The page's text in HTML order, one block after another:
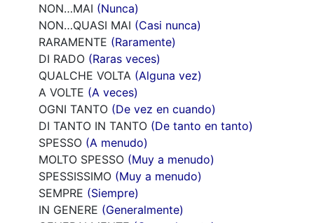
NON…MAI (Nunca)
NON…QUASI MAI (Casi nunca)
RARAMENTE (Raramente)
DI RADO (Raras veces)
QUALCHE VOLTA (Alguna vez)
A VOLTE (A veces)
OGNI TANTO (De vez en cuando)
DI TANTO IN TANTO (De tanto en tanto)
SPESSO (A menudo)
MOLTO SPESSO (Muy a menudo)
SPESSISSIMO (Muy a menudo)
SEMPRE (Siempre)
IN GENERE (Generalmente)